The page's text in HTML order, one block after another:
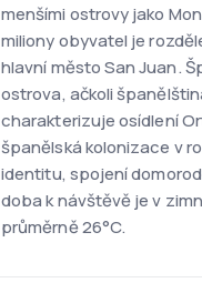
menšími ostrovy jako
miliony obyvatel je
hlavní město San Juan.
ostrova, ačkoli
charakterizuje osídlení
španělská kolonizace v
identitu, spojení
doba k návštěvě je v
průměrně 26°C.